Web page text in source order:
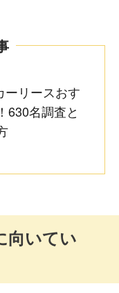
ったものの、購入
で手続きを進めら
です。
ときなどは少し
います。また、
はあくまでリー
的なダメージを
がける心構えが常
疲れしてしまう要
間に車の安全技術
できないという
の拘束となるた
りしても、容易に
ーリースおす
630名調査と
向いてい